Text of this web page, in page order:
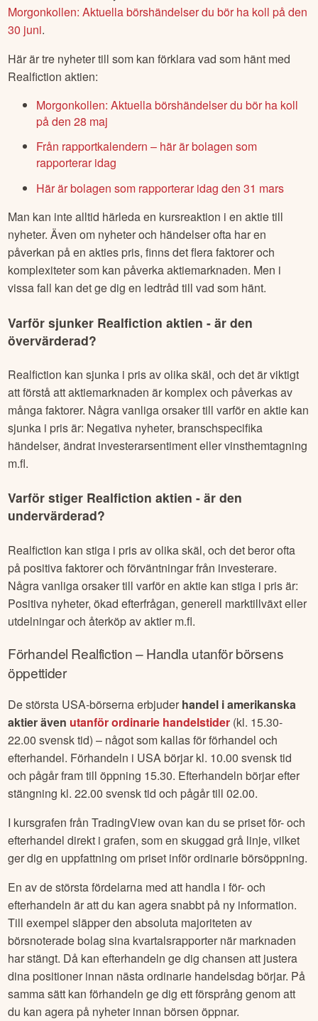
Morgonkollen: Aktuella börshändelser du bör ha koll på den
30 juni.
Här är tre nyheter till som kan förklara vad som hänt med
Realfiction aktien:
Morgonkollen: Aktuella börshändelser du bör ha koll
på den 28 maj
Från rapportkalendern – här är bolagen som
rapporterar idag
Här är bolagen som rapporterar idag den 31 mars
Man kan inte alltid härleda en kursreaktion i en aktie till
nyheter. Även om nyheter och händelser ofta har en
påverkan på en akties pris, finns det flera faktorer och
komplexiteter som kan påverka aktiemarknaden. Men i
vissa fall kan det ge dig en ledtråd till vad som hänt.
Varför sjunker Realfiction aktien - är den
övervärderad?
Realfiction kan sjunka i pris av olika skäl, och det är viktigt
att förstå att aktiemarknaden är komplex och påverkas av
många faktorer. Några vanliga orsaker till varför en aktie kan
sjunka i pris är: Negativa nyheter, branschspecifika
händelser, ändrat investerarsentiment eller vinsthemtagning
m.fl.
Varför stiger Realfiction aktien - är den
undervärderad?
Realfiction kan stiga i pris av olika skäl, och det beror ofta
på positiva faktorer och förväntningar från investerare.
Några vanliga orsaker till varför en aktie kan stiga i pris är:
Positiva nyheter, ökad efterfrågan, generell marktillväxt eller
utdelningar och återköp av aktier m.fl.
Förhandel Realfiction– Handla utanför börsens
öppettider
De största USA-börserna erbjuder handel i amerikanska
aktier även utanför ordinarie handelstider (kl. 15.30-
22.00 svensk tid) – något som kallas för förhandel och
efterhandel. Förhandeln i USA börjar kl. 10.00 svensk tid
och pågår fram till öppning 15.30. Efterhandeln börjar efter
stängning kl. 22.00 svensk tid och pågår till 02.00.
I kursgrafen från TradingView ovan kan du se priset för- och
efterhandel direkt i grafen, som en skuggad grå linje, vilket
ger dig en uppfattning om priset inför ordinarie börsöppning.
En av de största fördelarna med att handla i för- och
efterhandeln är att du kan agera snabbt på ny information.
Till exempel släpper den absoluta majoriteten av
börsnoterade bolag sina kvartalsrapporter när marknaden
har stängt. Då kan efterhandeln ge dig chansen att justera
dina positioner innan nästa ordinarie handelsdag börjar. På
samma sätt kan förhandeln ge dig ett försprång genom att
du kan agera på nyheter innan börsen öppnar.